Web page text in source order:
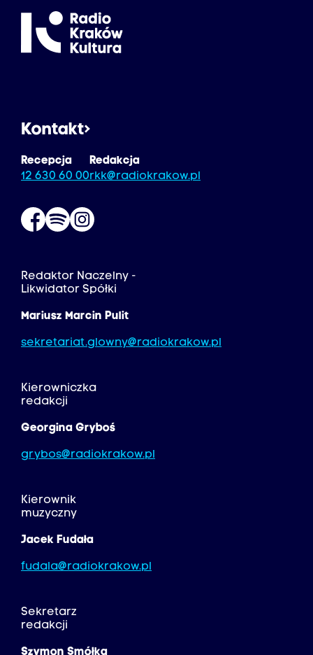
Kontakt
Recepcja
12 630 60 00
Redakcja
rkk@radiokrakow.pl
Redaktor Naczelny -
Likwidator Spółki
Mariusz Marcin Pulit
sekretariat.glowny@radiokrakow.pl
Kierowniczka
redakcji
Georgina Gryboś
grybos@radiokrakow.pl
Kierownik
muzyczny
Jacek Fudała
fudala@radiokrakow.pl
Sekretarz
redakcji
Szymon Smółka